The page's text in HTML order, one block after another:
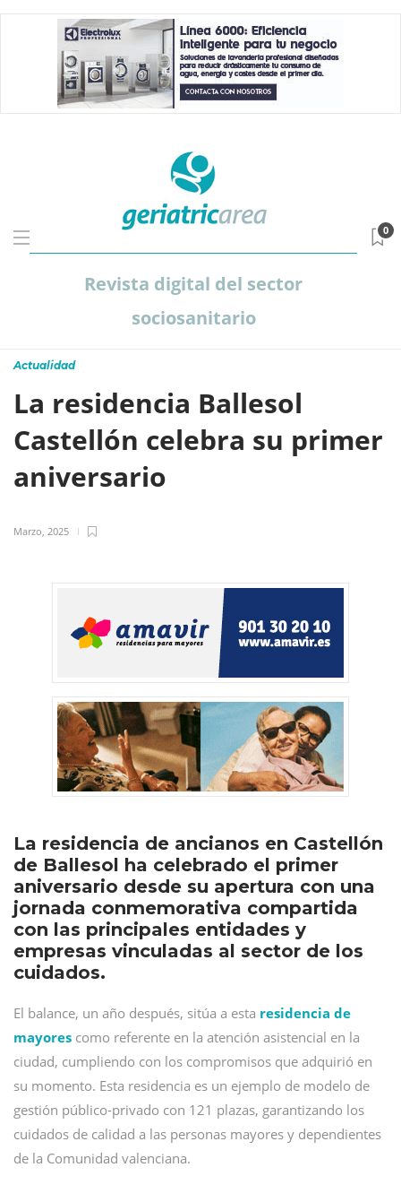
Revista digital del sector
sociosanitario
0
Actualidad
La residencia Ballesol
Castellón celebra su primer
aniversario
Marzo, 2025
La residencia de ancianos en Castellón
de Ballesol ha celebrado el primer
aniversario desde su apertura con una
jornada conmemorativa compartida
con las principales entidades y
empresas vinculadas al sector de los
cuidados.
El balance, un año después, sitúa a esta residencia de
mayores como referente en la atención asistencial en la
ciudad, cumpliendo con los compromisos que adquirió en
su momento. Esta residencia es un ejemplo de modelo de
gestión público-privado con 121 plazas, garantizando los
cuidados de calidad a las personas mayores y dependientes
de la Comunidad valenciana.